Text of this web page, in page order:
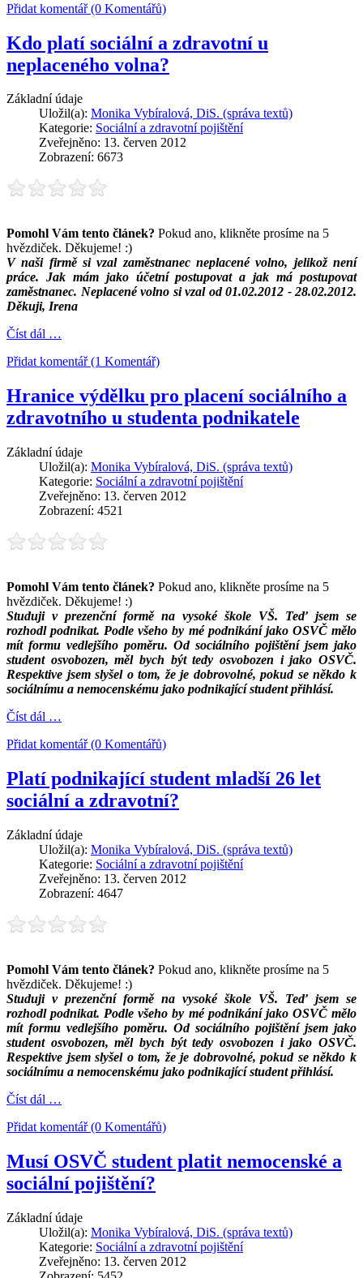
Přidat komentář (0 Komentářů)
Kdo platí sociální a zdravotní u
neplaceného volna?
Základní údaje
Uložil(a): Monika Vybíralová, DiS. (správa textů)
Kategorie: Sociální a zdravotní pojištění
Zveřejněno: 13. červen 2012
Zobrazení: 6673
Pomohl Vám tento článek? Pokud ano, klikněte prosíme na 5
hvězdiček. Děkujeme! :)
V naši firmě si vzal zaměstnanec neplacené volno, jelikož není
práce. Jak mám jako účetní postupovat a jak má postupovat
zaměstnanec. Neplacené volno si vzal od 01.02.2012 - 28.02.2012.
Děkuji, Irena
Číst dál …
Přidat komentář (1 Komentář)
Hranice výdělku pro placení sociálního a
zdravotního u studenta podnikatele
Základní údaje
Uložil(a): Monika Vybíralová, DiS. (správa textů)
Kategorie: Sociální a zdravotní pojištění
Zveřejněno: 13. červen 2012
Zobrazení: 4521
Pomohl Vám tento článek? Pokud ano, klikněte prosíme na 5
hvězdiček. Děkujeme! :)
Studuji v prezenční formě na vysoké škole VŠ. Teď jsem se
rozhodl podnikat. Podle všeho by mé podnikání jako OSVČ mělo
mít formu vedlejšího poměru. Od sociálního pojištění jsem jako
student osvobozen, měl bych být tedy osvobozen i jako OSVČ.
Respektive jsem slyšel o tom, že je dobrovolné, pokud se někdo k
sociálnímu a nemocenskému jako podnikající student přihlásí.
Číst dál …
Přidat komentář (0 Komentářů)
Platí podnikající student mladší 26 let
sociální a zdravotní?
Základní údaje
Uložil(a): Monika Vybíralová, DiS. (správa textů)
Kategorie: Sociální a zdravotní pojištění
Zveřejněno: 13. červen 2012
Zobrazení: 4647
Pomohl Vám tento článek? Pokud ano, klikněte prosíme na 5
hvězdiček. Děkujeme! :)
Studuji v prezenční formě na vysoké škole VŠ. Teď jsem se
rozhodl podnikat. Podle všeho by mé podnikání jako OSVČ mělo
mít formu vedlejšího poměru. Od sociálního pojištění jsem jako
student osvobozen, měl bych být tedy osvobozen i jako OSVČ.
Respektive jsem slyšel o tom, že je dobrovolné, pokud se někdo k
sociálnímu a nemocenskému jako podnikající student přihlásí.
Číst dál …
Přidat komentář (0 Komentářů)
Musí OSVČ student platit nemocenské a
sociální pojištění?
Základní údaje
Uložil(a): Monika Vybíralová, DiS. (správa textů)
Kategorie: Sociální a zdravotní pojištění
Zveřejněno: 13. červen 2012